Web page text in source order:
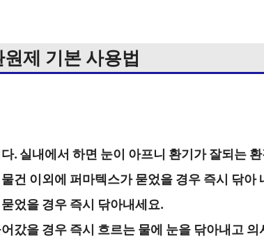
제 기본 사용법
. 실내에서 하면 눈이 아프니 환기가 잘되는
건 이외에 퍼마텍스가 묻었을 경우 즉시 닦아
었을 경우 즉시 닦아내세요.
갔을 경우 즉시 흐르는 물에 눈을 닦아내고